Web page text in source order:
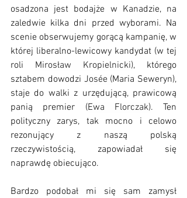
osadzona jest bodajże w Kanadzie, na
zaledwie kilka dni przed wyborami. Na
scenie obserwujemy gorącą kampanię, w
której liberalno-lewicowy kandydat (w tej
roli Mirosław Kropielnicki), którego
sztabem dowodzi Josée (Maria Seweryn),
staje do walki z urzędującą, prawicową
panią premier (Ewa Florczak). Ten
polityczny zarys, tak mocno i celowo
rezonujący z naszą polską
rzeczywistością, zapowiadał się
naprawdę obiecująco.
Bardzo podobał mi się sam zamysł